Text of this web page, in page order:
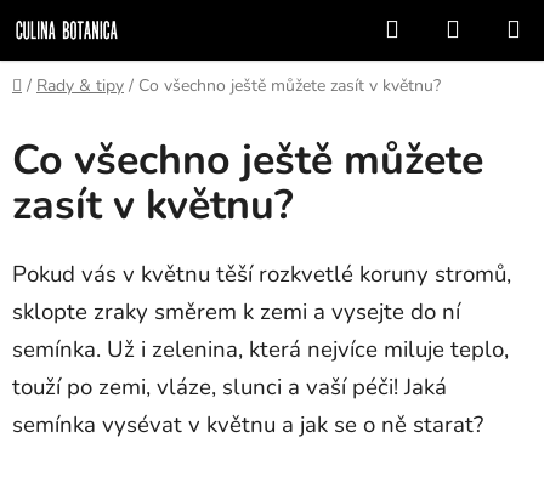
na
obsah
Hledat
KOŠÍK
Domů
/ Rady & tipy / Co všechno ještě můžete zasít v květnu?
Co všechno ještě můžete
zasít v květnu?
Pokud vás v květnu těší rozkvetlé koruny stromů,
sklopte zraky směrem k zemi a vysejte do ní
semínka. Už i zelenina, která nejvíce miluje teplo,
touží po zemi, vláze, slunci a vaší péči! Jaká
semínka vysévat v květnu a jak se o ně starat?